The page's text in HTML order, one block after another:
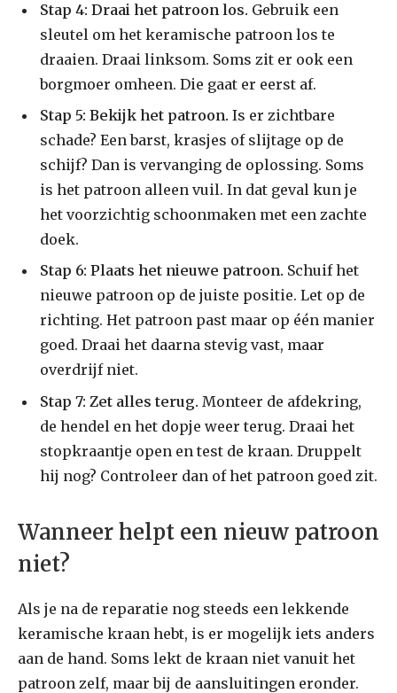
Stap 4: Draai het patroon los. Gebruik een
sleutel om het keramische patroon los te
draaien. Draai linksom. Soms zit er ook een
borgmoer omheen. Die gaat er eerst af.
Stap 5: Bekijk het patroon. Is er zichtbare
schade? Een barst, krasjes of slijtage op de
schijf? Dan is vervanging de oplossing. Soms
is het patroon alleen vuil. In dat geval kun je
het voorzichtig schoonmaken met een zachte
doek.
Stap 6: Plaats het nieuwe patroon. Schuif het
nieuwe patroon op de juiste positie. Let op de
richting. Het patroon past maar op één manier
goed. Draai het daarna stevig vast, maar
overdrijf niet.
Stap 7: Zet alles terug. Monteer de afdekring,
de hendel en het dopje weer terug. Draai het
stopkraantje open en test de kraan. Druppelt
hij nog? Controleer dan of het patroon goed zit.
Wanneer helpt een nieuw patroon
niet?
Als je na de reparatie nog steeds een lekkende
keramische kraan hebt, is er mogelijk iets anders
aan de hand. Soms lekt de kraan niet vanuit het
patroon zelf, maar bij de aansluitingen eronder.